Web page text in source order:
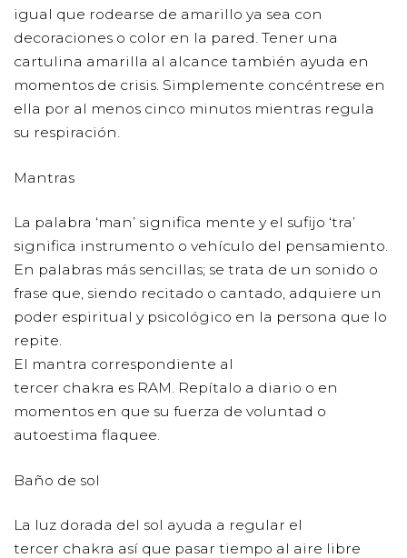
igual que rodearse de amarillo ya sea con
decoraciones o color en la pared. Tener una
cartulina amarilla al alcance también ayuda en
momentos de crisis. Simplemente concéntrese en
ella por al menos cinco minutos mientras regula
su respiración.
Mantras
La palabra ‘man’ significa mente y el sufijo ‘tra’
significa instrumento o vehículo del pensamiento.
En palabras más sencillas; se trata de un sonido o
frase que, siendo recitado o cantado, adquiere un
poder espiritual y psicológico en la persona que lo
repite.
El mantra correspondiente al
tercer chakra es RAM . Repítalo a diario o en
momentos en que su fuerza de voluntad o
autoestima flaquee.
Baño de sol
La luz dorada del sol ayuda a regular el
tercer chakra así que pasar tiempo al aire libre